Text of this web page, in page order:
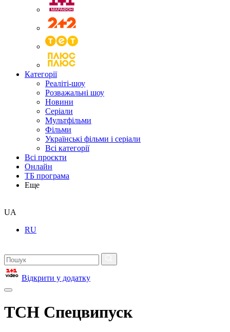
Категорії
Реаліті-шоу
Розважальні шоу
Новини
Серіали
Мультфільми
Фільми
Українські фільми і серіали
Всі категорії
Всі проєкти
Онлайн
ТБ програма
Еще
UA
RU
Відкрити у додатку
ТСН Спецвипуск